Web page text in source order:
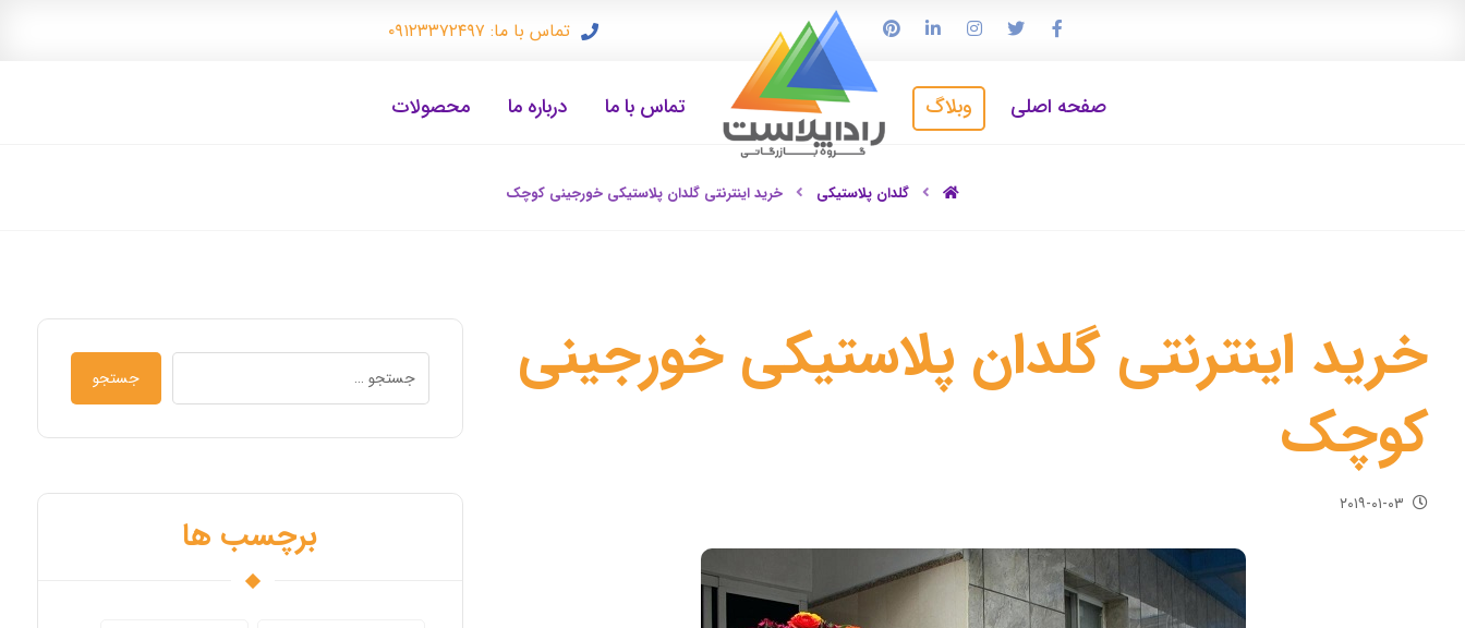
تماس با ما: ۰۹۱۲۳۳۷۲۴۹۷
تماس با ما درباره ما محصولات صفحه اصلی وبلاگ
گلدان پلاستیکی خرید اینترنتی گلدان پلاستیکی خورجینی کوچک
خرید اینترنتی گلدان پلاستیکی خورجینی
کوچک
۲۰۱۹-۰۱-۰۳
جستجو
برچسب ها